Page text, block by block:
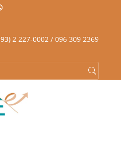
2 227-0002 / 096 309 2369